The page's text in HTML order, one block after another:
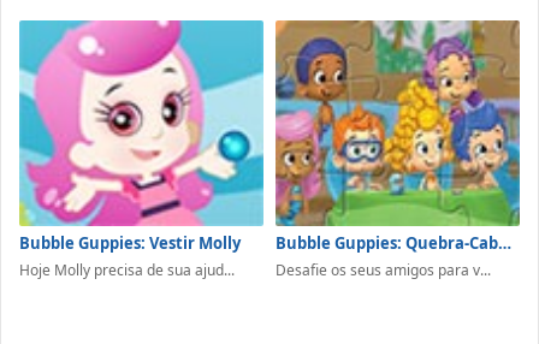
Bubble Guppies: Vestir Molly
Hoje Molly precisa de sua ajud...
Bubble Guppies: Quebra-Cabeça
Desafie os seus amigos para v...